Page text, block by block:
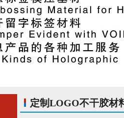
定制LOGO不干胶材